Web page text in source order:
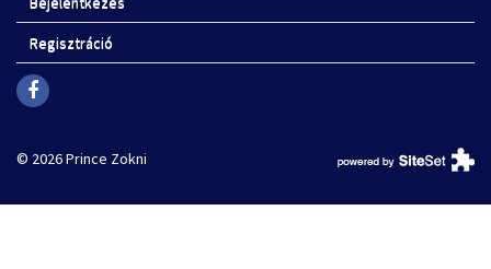
Regisztráció
© 2026 Prince Zokni